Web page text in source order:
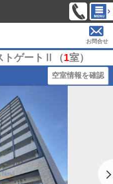
お問合せ
トゲートⅡ（1室）
空室情報を確認